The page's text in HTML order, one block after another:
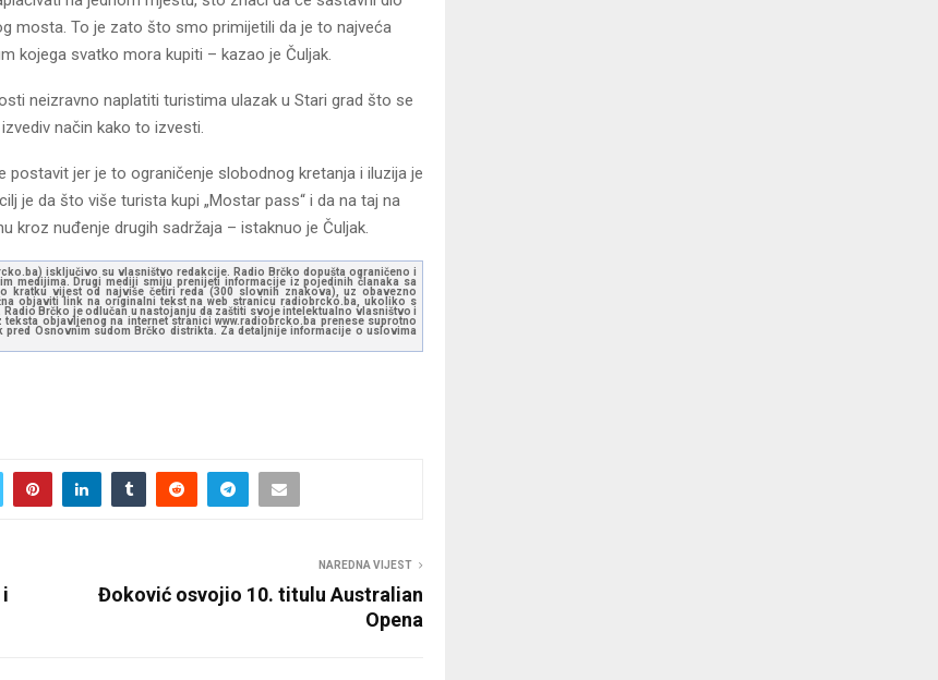
mosta. To je zato što smo primijetili da je to najveća
kojega svatko mora kupiti – kazao je Čuljak.
neizravno naplatiti turistima ulazak u Stari grad što se
način kako to izvesti.
postavit jer je to ograničenje slobodnog kretanja i iluzija je
je da što više turista kupi „Mostar pass“ i da na taj na
kroz nuđenje drugih sadržaja – istaknuo je Čuljak.
isključivo su vlasništvo redakcije. Radio Brčko dopušta ograničeno i
medijima. Drugi mediji smiju prenijeti informacije iz pojedinih članaka sa
kratku vijest od najviše četiri reda (300 slovnih znakova), uz obavezno
objaviti link na originalni tekst na web stranicu radiobrcko.ba, ukoliko s
Brčko je odlučan u nastojanju da zaštiti svoje intelektualno vlasništvo i
objavljenog na internet stranici www.radiobrcko.ba prenese suprotno
Osnovnim sudom Brčko distrikta. Za detaljnije informacije o uslovima
NAREDNA VIJEST
Đoković osvojio 10. titulu Australian
Opena